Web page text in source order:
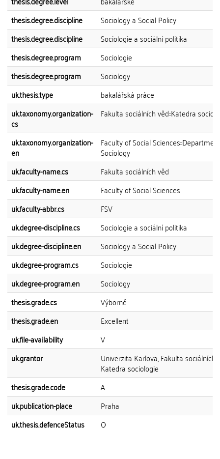
thesis.degree.discipline
Sociology a Social Policy
thesis.degree.discipline
Sociologie a sociální politika
thesis.degree.program
Sociologie
thesis.degree.program
Sociology
uk.thesis.type
bakalářská práce
uk.taxonomy.organization-
cs
Fakulta sociálních věd::Katedra
uk.taxonomy.organization-
en
Faculty of Social
Sociology
uk.faculty-name.cs
Fakulta sociálních věd
uk.faculty-name.en
Faculty of Social Sciences
uk.faculty-abbr.cs
FSV
uk.degree-discipline.cs
Sociologie a sociální politika
uk.degree-discipline.en
Sociology a Social Policy
uk.degree-program.cs
Sociologie
uk.degree-program.en
Sociology
thesis.grade.cs
Výborně
thesis.grade.en
Excellent
uk.file-availability
V
uk.grantor
Univerzita Karlova, Fakulta sociálních
Katedra sociologie
thesis.grade.code
A
uk.publication-place
Praha
uk.thesis.defenceStatus
O